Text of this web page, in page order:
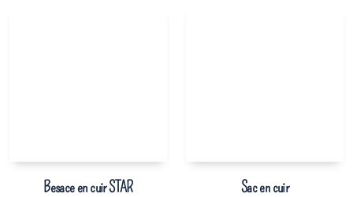
Besace en cuir STAR Sac en cuir